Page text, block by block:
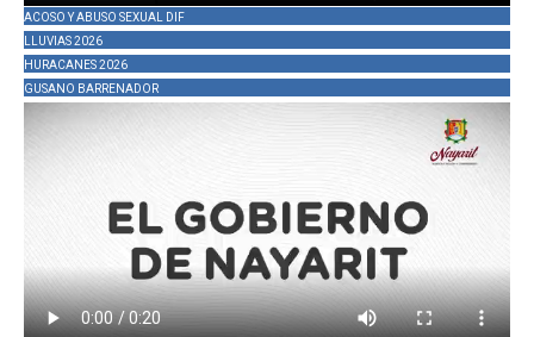
ACOSO Y ABUSO SEXUAL DIF
LLUVIAS 2026
HURACANES 2026
GUSANO BARRENADOR